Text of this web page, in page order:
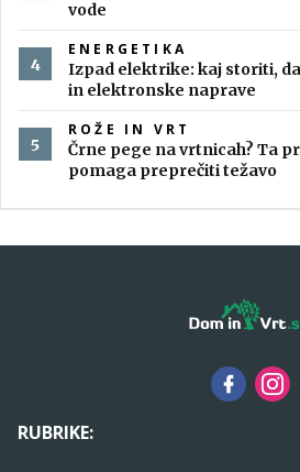
vode
ENERGETIKA
Izpad elektrike: kaj storiti,
in elektronske naprave
ROŽE IN VRT
Črne pege na vrtnicah? Ta
pomaga preprečiti težavo
RUBRIKE: